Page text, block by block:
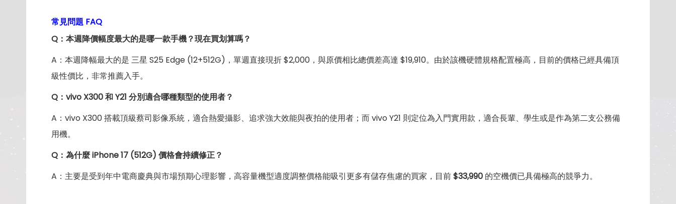
常見問題 FAQ
Q：本週降價幅度最大的是哪一款手機？現在買划算嗎？
A：本週降幅最大的是 三星 S25 Edge (12+512G)，單週直接現折 $2,000，與原價相比總價差高達 $19,910。由於該機硬體規格配置極高，目前的價格已經具備頂
級性價比，非常推薦入手。
Q：vivo X300 和 Y21 分別適合哪種類型的使用者？
A：vivo X300 搭載頂級蔡司影像系統，適合熱愛攝影、追求強大效能與夜拍的使用者；而 vivo Y21 則定位為入門實用款，適合長輩、學生或是作為第二支公務備
用機。
Q ： 為什麼 iPhone 17 (512G) 價格會持續修正？
A：主要是受到年中電商慶典與市場預期心理影響，高容量機型適度調整價格能吸引更多有儲存焦慮的買家，目前$33,990 的空機價已具備極高的競爭力。